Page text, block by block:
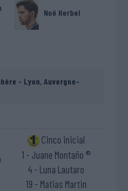
Noë Herbel
- Lyon, Auvergne-
Cinco inicial
1 - Juane Montaño ®
4 - Luna Lautaro
19 - Matias Martin